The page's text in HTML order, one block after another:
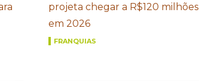
projeta chegar a R$120 milhões
em 2026
FRANQUIAS